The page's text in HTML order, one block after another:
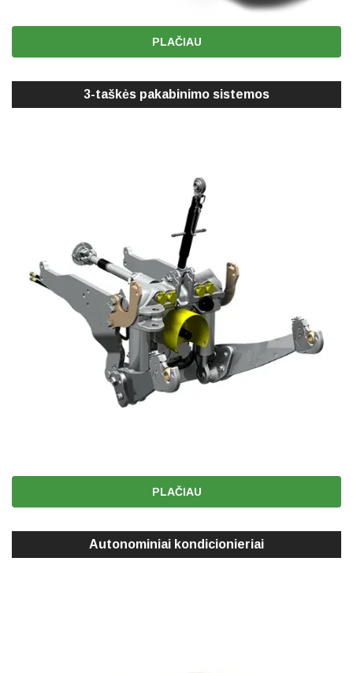
PLAČIAU
3-taškės pakabinimo sistemos
PLAČIAU
Autonominiai kondicionieriai